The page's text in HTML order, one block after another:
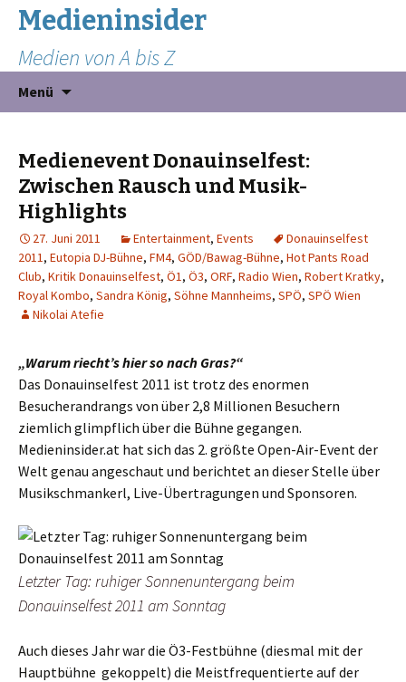
Medieninsider
Medien von A bis Z
Menü
Medienevent Donauinselfest:
Zwischen Rausch und Musik-
Highlights
27. Juni 2011 Entertainment, Events
Donauinselfest
2011, Eutopia DJ-Bühne, FM4, GÖD/Bawag-Bühne, Hot Pants Road
Club, Kritik Donauinselfest, Ö1, Ö3, ORF, Radio Wien, Robert Kratky,
Royal Kombo, Sandra König, Söhne Mannheims, SPÖ, SPÖ Wien
Nikolai Atefie
„Warum riecht’s hier so nach Gras?“
Das Donauinselfest 2011 ist trotz des enormen
Besucherandrangs von über 2,8 Millionen Besuchern
ziemlich glimpflich über die Bühne gegangen.
Medieninsider.at hat sich das 2. größte Open-Air-Event der
Welt genau angeschaut und berichtet an dieser Stelle über
Musikschmankerl, Live-Übertragungen und Sponsoren.
Letzter Tag: ruhiger Sonnenuntergang beim
Donauinselfest 2011 am Sonntag
Auch dieses Jahr war die Ö3-Festbühne (diesmal mit der
Hauptbühne gekoppelt) die Meistfrequentierte auf der